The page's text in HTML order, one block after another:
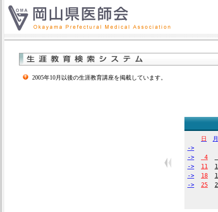
2005年10月以後の生涯教育講座を掲載しています。
日
月
->
->
4
->
11
->
18
->
25